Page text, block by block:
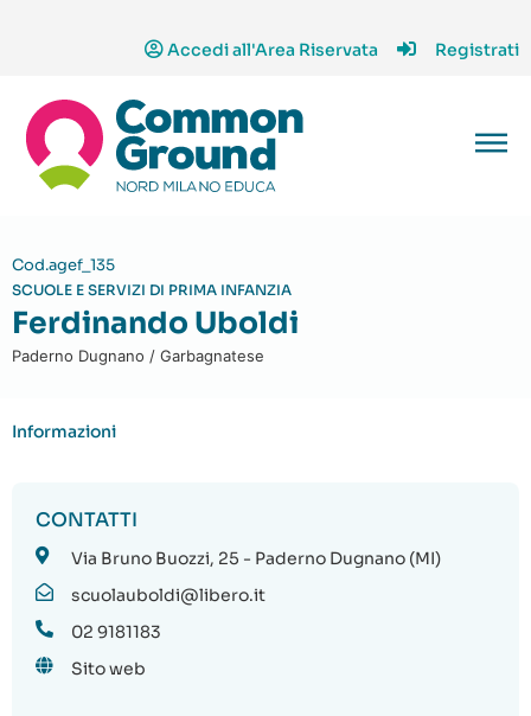
Accedi all'Area Riservata Registrati
Cod.agef_135
SCUOLE E SERVIZI DI PRIMA INFANZIA
Ferdinando Uboldi
Paderno Dugnano / Garbagnatese
Informazioni
CONTATTI
Via Bruno Buozzi, 25 - Paderno Dugnano (MI)
scuolauboldi@libero.it
02 9181183
Sito web